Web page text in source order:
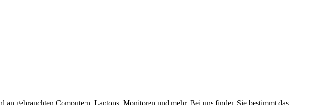
gebrauchten Computern, Laptops, Monitoren und mehr. Bei uns finden Sie bestimmt das